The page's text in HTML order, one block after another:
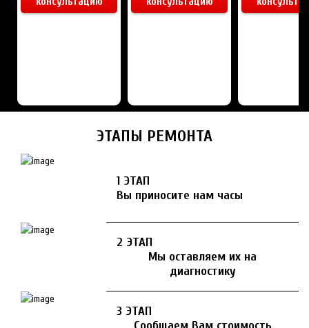
ЭТАПЫ РЕМОНТА
1 ЭТАП
Вы приносите нам часы
2 ЭТАП
Мы оставляем их на
диагностику
3 ЭТАП